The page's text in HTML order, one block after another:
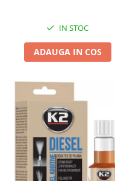
IN STOC
ADAUGA IN COS